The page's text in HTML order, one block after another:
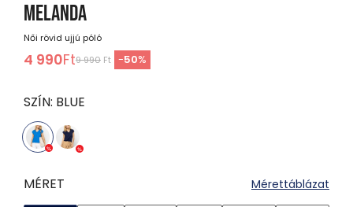
MELANDA
Női rövid ujjú póló
4 990Ft9 990 Ft -50%
SZÍN: BLUE
MÉRET Mérettáblázat